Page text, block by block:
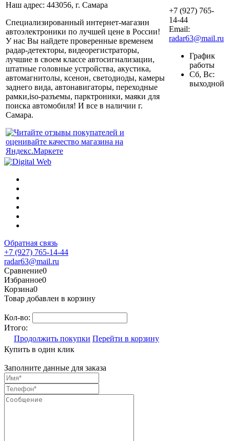
Наш адрес: 443056, г. Самара
Специализированный интернет-магазин
автоэлектроники по лучшей цене в России!
У нас Вы найдете проверенные временем
радар-детекторы, видеорегистраторы,
лучшие в своем классе автосигнализации,
штатные головные устройства, акустика,
автомагнитолы, ксенон, светодиоды, камеры
заднего вида, автонавигаторы, переходные
рамки,iso-разъемы, парктроники, маяки для
поиска автомобиля! И все в наличии г.
Самара.
+7 (927) 765-
14-44
Email:
radar63@mail.ru
График
работы
Сб, Вс:
выходной
Обратная связь
+7 (927) 765-14-44
radar63@mail.ru
Сравнение0
Избранное0
Корзина0
Товар добавлен в корзину
Кол-во:
Итого:
Продолжить покупки Перейти в корзину
Купить в один клик
Заполните данные для заказа